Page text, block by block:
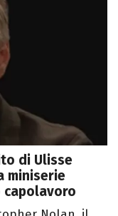
di Ulisse
miniserie
capolavoro